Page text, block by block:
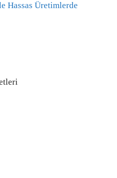
Hassas Üretimlerde